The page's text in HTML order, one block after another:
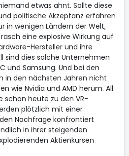
etwas ahnt. Sollte diese
politische Akzeptanz erfahren
in wenigen Ländern der Welt,
eine explosive Wirkung auf
Hersteller und ihre
sind dies solche Unternehmen
und Samsung. Und bei den
in den nächsten Jahren nicht
wie Nvidia und AMD herum. All
schon heute zu den VR-
plötzlich mit einer
Nachfrage konfrontiert
in ihrer steigenden
Aktienkursen